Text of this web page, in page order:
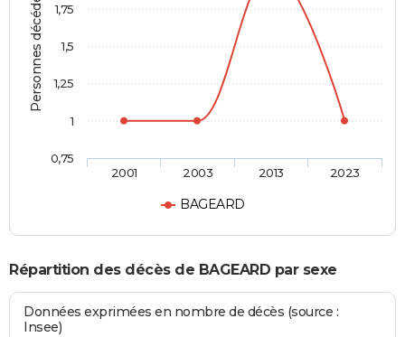
Personnes décédées
BAGEARD
2001 2003 2013 2023
0,75
1
1,25
1,5
1,75
Répartition des décès de BAGEARD par sexe
Données exprimées en nombre de décès (source :
Insee)